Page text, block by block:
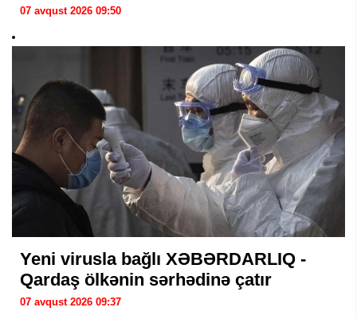
07 avqust 2026 09:50
Yeni virusla bağlı XƏBƏRDARLIQ -
Qardaş ölkənin sərhədinə çatır
07 avqust 2026 09:37